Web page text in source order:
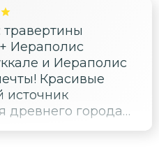
травертины
Иераполис
и Иераполис
Красивые
источник
древнего города